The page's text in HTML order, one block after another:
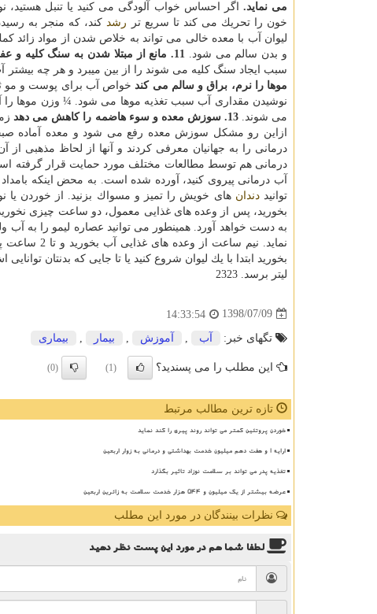
می نماید. اگر احساس خواب آلودگی می كنید یا تنبل
خون را تحریك می كند تا سریع تر رشدكند، كه منجر به
لیوان آب با معده خالی می تواند به خلاص شدن از مواد
و بدن سالم می شود. 11. مانع از مبتلا شدن به سنگ كلیه و عفونت مثانه می شود
سبب ایجاد سنگ كلیه می شوند را از بین میبرد و هر چه
موها را نرم، براق و سالم می كندخواص آب برای پوست و مو
نوشیدن مقداری آب سبب تغذیه موها می شود. ¼ وزن موها را
می شوند.13. سوزش معده و سوء هاضمه را كاهش می دهد
ازاین رو مشكل سوزش معده رفع می شود و معده آماده
درمانی را به جهانیان معرفی كردند و آنها از لحاظ مذهبی
درمانی هم توسط مطالعات مختلف مورد حمایت قرار گرفته
توانیددندان
بخورید، پس از وعده های غذایی معمول، دو ساعت چیزی
به دست خواهد آورد. همینطور می توانید عصاره لیمو را به
لیتر برسد. 2323
1398/07/09
14:33:54
تگهای خبر: آب آموزش بیمار بیماری
این مطلب را می پسندید؟ (1)
(0)
تازه ترین مطالب مرتبط
خوردن پروتئین کمتر می تواند روند پیری را کند نماید
ارایه ۱ و هفت دهم میلیون خدمت بهداشتی و درمانی به زوار اربعین
تغذیه پدر می تواند بر سلامت نوزاد تاثیر بگذارد
عرضه بیشتر از یک میلیون و ۵۴۴ هزار خدمت سلامت به زائرین اربعین
نظرات بینندگان در مورد این مطلب
لطفا شما همدر مورد این پستنظر دهید